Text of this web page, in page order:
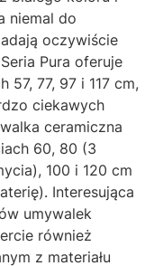
niemal do
oczywiście
Pura oferuje
77, 97 i 117 cm,
ciekawych
ceramiczna
60, 80 (3
100 i 120 cm
Interesująca
umywalek
również
z materiału